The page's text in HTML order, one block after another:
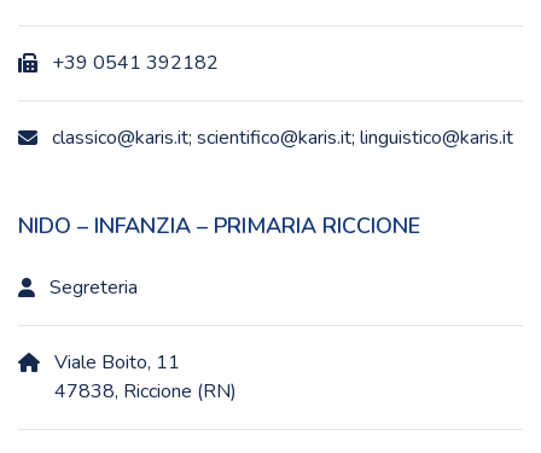
+39 0541 392182
classico@karis.it; scientifico@karis.it; linguistico@karis.it
NIDO – INFANZIA – PRIMARIA RICCIONE
Segreteria
Viale Boito, 11
47838, Riccione (RN)